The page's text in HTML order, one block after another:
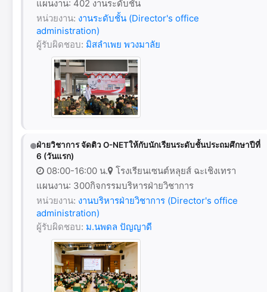
แผนงาน: 402 งานระดับชั้น
หน่วยงาน: งานระดับชั้น (Director's office
administration)
ผู้รับผิดชอบ: มิสลำเพย พวงมาลัย
ฝ่ายวิชาการ จัดติว O-NETให้กับนักเรียนระดับชั้นประถมศึกษาปีที่
6 (วันแรก)
08:00-16:00 น.
โรงเรียนเซนต์หลุยส์ ฉะเชิงเทรา
แผนงาน: 300กิจกรรมบริหารฝ่ายวิชาการ
หน่วยงาน: งานบริหารฝ่ายวิชาการ (Director's office
administration)
ผู้รับผิดชอบ: ม.นพดล ปัญญาดี